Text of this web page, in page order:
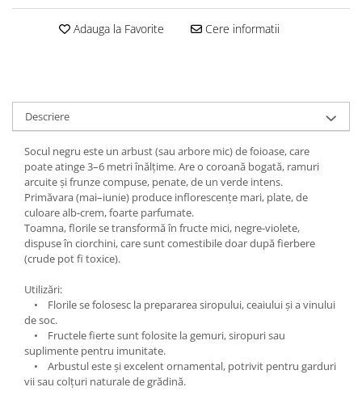
Adauga la Favorite Cere informatii
Descriere
Socul negru este un arbust (sau arbore mic) de foioase, care
poate atinge 3–6 metri înălțime. Are o coroană bogată, ramuri
arcuite și frunze compuse, penate, de un verde intens.
Primăvara (mai–iunie) produce inflorescențe mari, plate, de
culoare alb-crem, foarte parfumate.
Toamna, florile se transformă în fructe mici, negre-violete,
dispuse în ciorchini, care sunt comestibile doar după fierbere
(crude pot fi toxice).
Utilizări:
• Florile se folosesc la prepararea siropului, ceaiului și a vinului
de soc.
• Fructele fierte sunt folosite la gemuri, siropuri sau
suplimente pentru imunitate.
• Arbustul este și excelent ornamental, potrivit pentru garduri
vii sau colțuri naturale de grădină.